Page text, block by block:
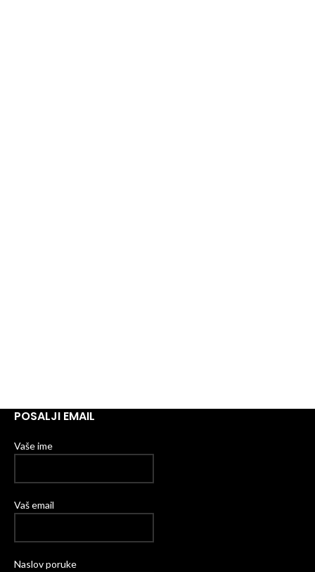
POSALJI EMAIL
Vaše ime
Vaš email
Naslov poruke